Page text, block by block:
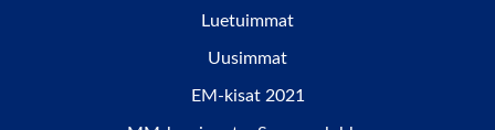
Luetuimmat
Uusimmat
EM-kisat 2021